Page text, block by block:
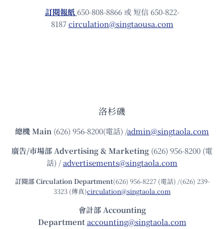
訂閱報紙 650-808-8866 或 短信 650-822-
8187circulation@singtaousa.com
洛杉磯
總機Main (626) 956-8200(電話) /admin@singtaola.com
廣告/市場部Advertising & Marketing (626) 956-8200 (電
話) /advertisements@singtaola.com
訂閱部 Circulation Department(626) 956-8227 (電話) /(626) 239-
3323 (傳真)circulation@singtaola.com
會計部 Accounting
Department accounting@singtaola.com